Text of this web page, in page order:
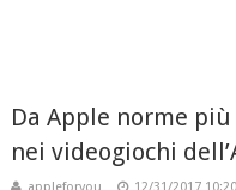
Da Apple norme
nei videogiochi